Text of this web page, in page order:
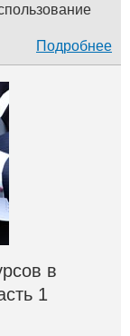
Подробнее
в
1